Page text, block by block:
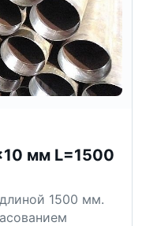
мм L=1500
1500 мм.